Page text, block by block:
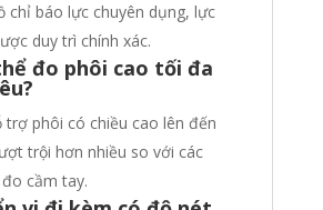
chỉ báo lực chuyên dụng, lực
duy trì chính xác.
đo phôi cao tối đa
trợ phôi có chiều cao lên đến
trội hơn nhiều so với các
cầm tay.